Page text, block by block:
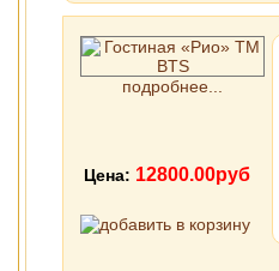
подробнее...
Цена: 12800.00руб